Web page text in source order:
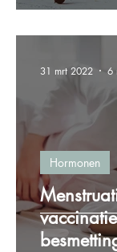
Hormonen
31 mrt 2022 6